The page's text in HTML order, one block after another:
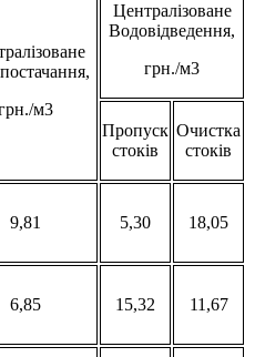
м3
Централізоване
Водовідведення,
грн./м3
Пропуск
стоків
Очистка
стоків
9,81 5,30 18,05
6,85 15,32 11,67